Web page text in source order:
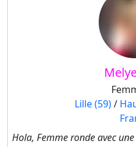
Lille (59)/
Hola, Femme ronde avec